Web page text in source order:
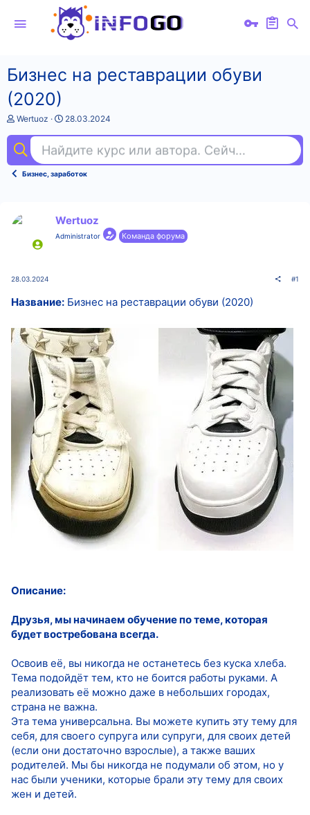
Бизнес на реставрации обуви
(2020)
А
т
о
т
Wertuoz
Д
а
н
а
а
28.03.2024
Найдите курс или автора. Сейчас ищут
Бизнес, заработок
Wertuoz
Administrator Команда форума
28.03.2024 #1
Название: Бизнес на реставрации обуви (2020)
Описание:
Друзья, мы начинаем обучение по теме, которая
будет востребована всегда.
Освоив её, вы никогда не останетесь без куска хлеба.
Тема подойдёт тем, кто не боится работы руками. А
реализовать её можно даже в небольших городах,
страна не важна.
Эта тема универсальна. Вы можете купить эту тему для
себя, для своего супруга или супруги, для своих детей
(если они достаточно взрослые), а также ваших
родителей. Мы бы никогда не подумали об этом, но у
нас были ученики, которые брали эту тему для своих
жен и детей.